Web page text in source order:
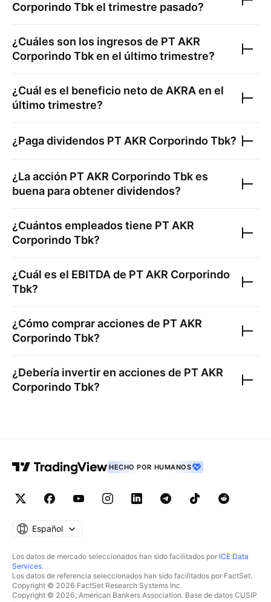
Corporindo Tbkel trimestre pasado?
¿Cuáles son los ingresos de PT AKR
Corporindo Tbken el último trimestre?
¿Cuál es el beneficio neto de AKRA en el
último trimestre?
¿Paga dividendos PT AKR Corporindo Tbk?
¿La acción PT AKR Corporindo Tbkes
buena para obtener dividendos?
¿Cuántos empleados tiene PT AKR
Corporindo Tbk?
¿Cuál es el EBITDA de PT AKR Corporindo
Tbk?
¿Cómo comprar acciones de PT AKR
Corporindo Tbk?
¿Debería invertir en acciones de PT AKR
Corporindo Tbk?
HECHO POR HUMANOS
Español
Los datos de mercado seleccionados han sido facilitados por ICE Data
Services.
Los datos de referencia seleccionados han sido facilitados por FactSet.
Copyright © 2026 FactSet Research Systems Inc.
Copyright © 2026, American Bankers Association. Base de datos CUSIP